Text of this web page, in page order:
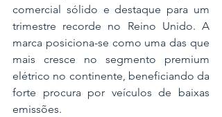
comercial sólido e destaque para um
trimestre recorde no Reino Unido. A
marca posiciona-se como uma das que
mais cresce no segmento premium
elétrico no continente, beneficiando da
forte procura por veículos de baixas
emissões.